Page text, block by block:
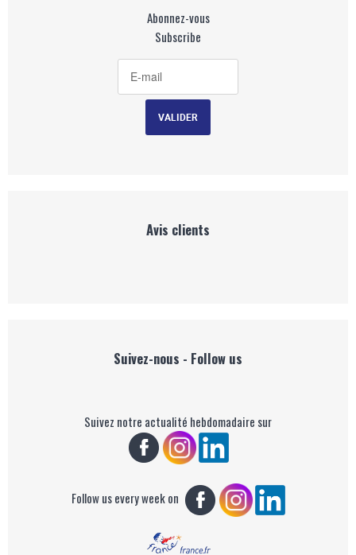
Abonnez-vous
Subscribe
Avis clients
Suivez-nous - Follow us
Suivez notre actualité hebdomadaire sur
Follow us every week on